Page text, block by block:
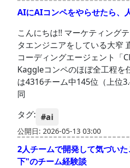
AIにAIコンペをやらせたら、
こんにちは!! マーケティング
タエンジニアをしている大窄
コーディングエージェント「
Kaggleコンペのほぼ全工程を
は4316チーム中145位（上位
同
タグ: #ai
公開日: 2026-05-13 03:00
2人チームで開発して気づい
下"のチーム経験談